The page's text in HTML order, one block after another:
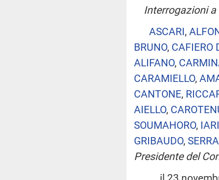
Interrogazioni
ASCARI,
BRUNO, CAFIERO
ALIFANO,
CARAMIELLO,
CANTONE,
AIELLO,
SOUMAHORO,
GRIBAUDO,
Presidente del